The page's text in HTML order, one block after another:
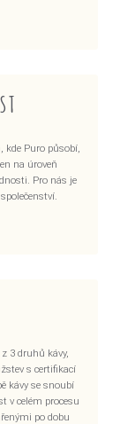
Puro působí,
na úroveň
Pro nás je
3 druhů kávy,
s certifikací
kávy se snoubí
v celém procesu
po dobu